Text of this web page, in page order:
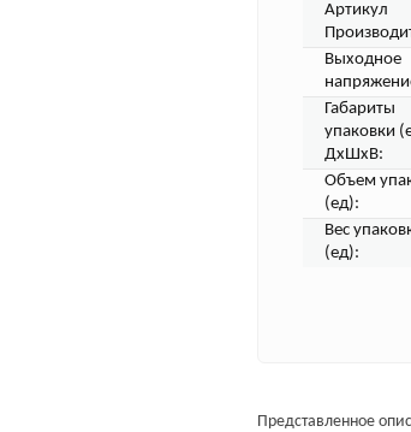
Артикул
Выходное
Габариты
упаковки
ДхШхВ:
Объем
(ед):
Вес
(ед):
Представленное